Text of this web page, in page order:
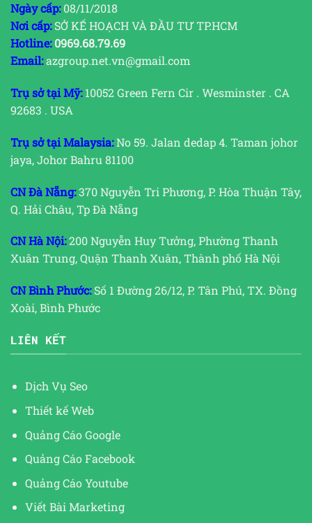
Ngày cấp:08/11/2018
Nơi cấp:SỞ KẾ HOẠCH VÀ ĐẦU TƯ TP.HCM
Hotline: 0969.68.79.69
Email:azgroup.net.vn@gmail.com
Trụ sở tại Mỹ:10052 Green Fern Cir . Wesminster . CA
92683 . USA
Trụ sở tại Malaysia:No 59. Jalan dedap 4. Taman johor
jaya, Johor Bahru 81100
CN Đà Nẵng:370 Nguyễn Tri Phương, P. Hòa Thuận Tây,
Q. Hải Châu, Tp Đà Nẵng
CN Hà Nội:200 Nguyễn Huy Tưởng, Phường Thanh
Xuân Trung, Quận Thanh Xuân, Thành phố Hà Nội
CN Bình Phước:Số 1 Đường 26/12, P. Tân Phú, TX. Đồng
Xoài, Bình Phước
LIÊN KẾT
Dịch Vụ Seo
Thiết kế Web
Quảng Cáo Google
Quảng Cáo Facebook
Quảng Cáo Youtube
Viết Bài Marketing